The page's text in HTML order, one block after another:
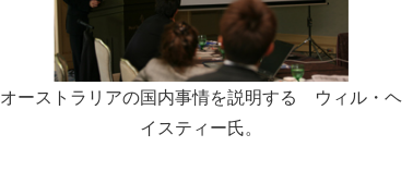
オーストラリアの国内事情を説明する ウィル・ヘ
イスティー氏。